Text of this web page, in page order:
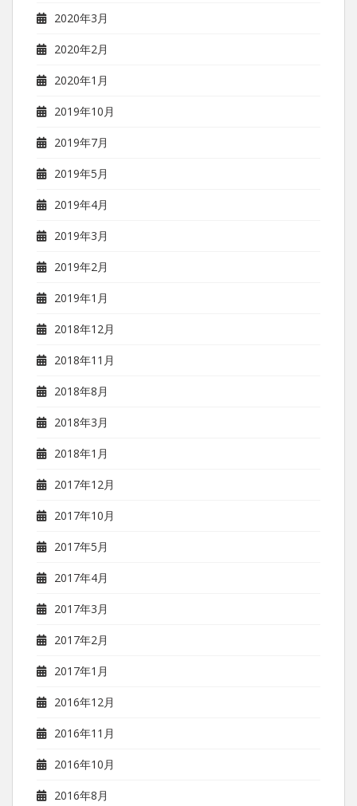
2020年3月
2020年2月
2020年1月
2019年10月
2019年7月
2019年5月
2019年4月
2019年3月
2019年2月
2019年1月
2018年12月
2018年11月
2018年8月
2018年3月
2018年1月
2017年12月
2017年10月
2017年5月
2017年4月
2017年3月
2017年2月
2017年1月
2016年12月
2016年11月
2016年10月
2016年8月